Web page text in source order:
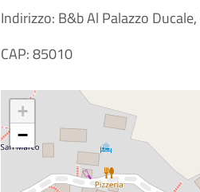
Indirizzo: B&b Al Palazzo
CAP: 85010
+
−